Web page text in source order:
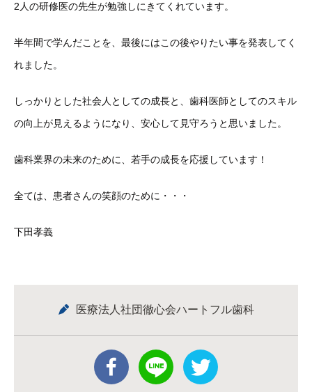
2人の研修医の先生が勉強しにきてくれています。
半年間で学んだことを、最後にはこの後やりたい事を発表してく
れました。
しっかりとした社会人としての成長と、歯科医師としてのスキル
の向上が見えるようになり、安心して見守ろうと思いました。
歯科業界の未来のために、若手の成長を応援しています！
全ては、患者さんの笑顔のために・・・
下田孝義
医療法人社団徹心会ハートフル歯科